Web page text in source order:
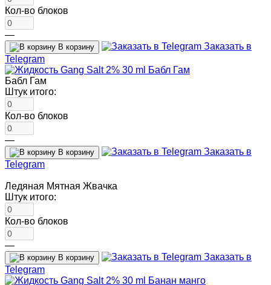
Кол-во блоков
—
В корзину
Заказать в
Telegram
Бабл Гам
Штук итого:
Кол-во блоков
—
В корзину
Заказать в
Telegram
Ледяная Мятная Жвачка
Штук итого:
Кол-во блоков
—
В корзину
Заказать в
Telegram